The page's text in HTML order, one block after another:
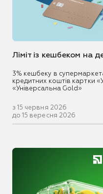
Ліміт із кешбеком на
3% кешбеку в
кредитних коштів картки
«Універсальна Gold»
з 15 червня 2026
до 15 вересня 2026